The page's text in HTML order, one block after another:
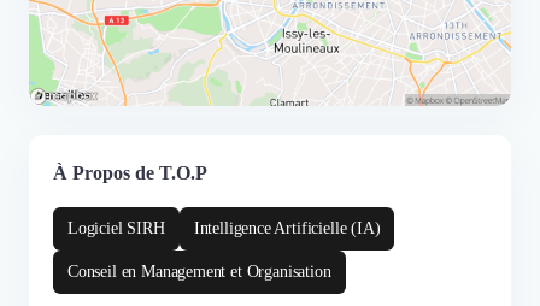
À Propos de T.O.P
Logiciel SIRH Intelligence Artificielle (IA)
Conseil en Management et Organisation